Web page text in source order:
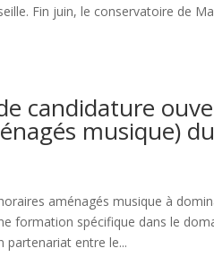
Fin juin, le conservatoire de
candidature
musique)
aménagés musique à
formation spécifique dans le
partenariat entre le...